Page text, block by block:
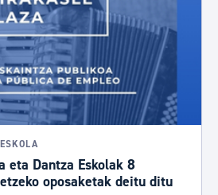
eta Dantza Eskolak 8
oposaketak deitu ditu